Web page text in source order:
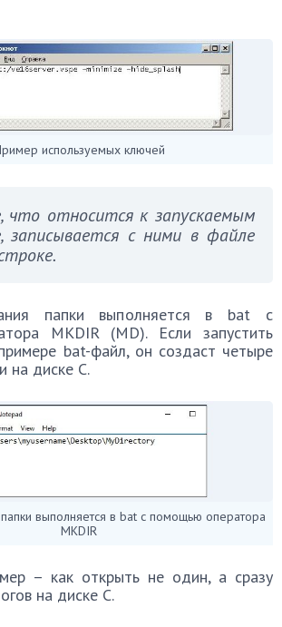
используемых ключей
что относится к запускаемым
записывается с ними в файле
папки выполняется в bat с
MKDIR (MD). Если запустить
bat-файл, он создаст четыре
на диске С.
выполняется в bat с помощью оператора
MKDIR
– как открыть не один, а сразу
на диске С.